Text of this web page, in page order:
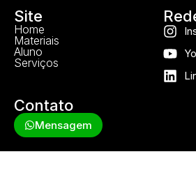
Site
Home
Materiais
Aluno
Serviços
Contato
Mensagem